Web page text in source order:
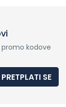
kodove
PRETPLATI SE